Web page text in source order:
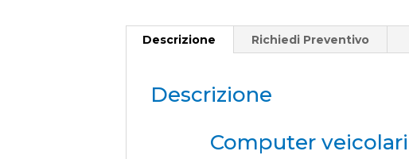
Descrizione Richiedi Preventivo
Descrizione
Computer veicolari